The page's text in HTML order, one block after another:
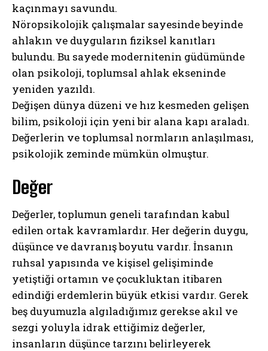
kaçınmayı savundu.
Nöropsikolojik çalışmalar sayesinde beyinde
ahlakın ve duyguların fiziksel kanıtları
bulundu. Bu sayede modernitenin güdümünde
olan psikoloji, toplumsal ahlak ekseninde
yeniden yazıldı.
Değişen dünya düzeni ve hız kesmeden gelişen
bilim, psikoloji için yeni bir alana kapı araladı.
Değerlerin ve toplumsal normların anlaşılması,
psikolojik zeminde mümkün olmuştur.
Değer
Değerler, toplumun geneli tarafından kabul
edilen ortak kavramlardır. Her değerin duygu,
düşünce ve davranış boyutu vardır. İnsanın
ruhsal yapısında ve kişisel gelişiminde
yetiştiği ortamın ve çocukluktan itibaren
edindiği erdemlerin büyük etkisi vardır. Gerek
beş duyumuzla algıladığımız gerekse akıl ve
sezgi yoluyla idrak ettiğimiz değerler,
insanların düşünce tarzını belirleyerek